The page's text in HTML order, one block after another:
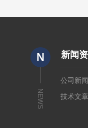
N
NEWS
新闻
公司新
技术文